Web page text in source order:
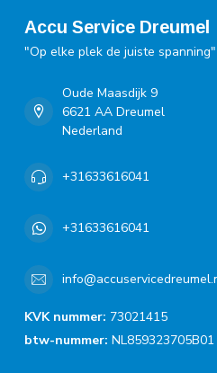
Accu Service Dreumel
"Op elke plek de juiste spanning"
Oude Maasdijk 9
6621 AA Dreumel
Nederland
+31633616041
+31633616041
KVK nummer: 73021415
btw-nummer: NL859323705B01